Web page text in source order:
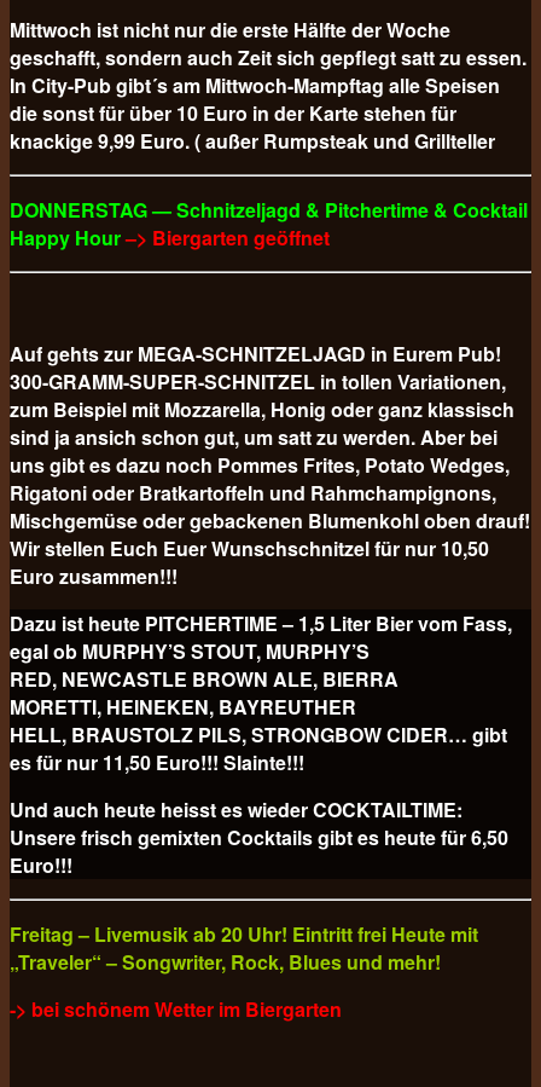
Mittwoch ist nicht nur die erste Hälfte der Woche
geschafft, sondern auch Zeit sich gepflegt satt zu essen.
In City-Pub gibt´s am Mittwoch-Mampftag alle Speisen
die sonst für über 10 Euro in der Karte stehen für
knackige 9,99 Euro. ( außer Rumpsteak und Grillteller
DONNERSTAG — Schnitzeljagd & Pitchertime & Cocktail
Happy Hour–> Biergarten geöffnet
Auf gehts zur MEGA-SCHNITZELJAGD in Eurem Pub!
300-GRAMM-SUPER-SCHNITZEL in tollen Variationen,
zum Beispiel mit Mozzarella, Honig oder ganz klassisch
sind ja ansich schon gut, um satt zu werden. Aber bei
uns gibt es dazu noch Pommes Frites, Potato Wedges,
Rigatoni oder Bratkartoffeln und Rahmchampignons,
Mischgemüse oder gebackenen Blumenkohl oben drauf!
Wir stellen Euch Euer Wunschschnitzel für nur 10,50
Euro zusammen!!!
Dazu ist heute PITCHERTIME – 1,5 Liter Bier vom Fass,
egal ob MURPHY’S STOUT, MURPHY’S
RED, NEWCASTLE BROWN ALE, BIERRA
MORETTI, HEINEKEN, BAYREUTHER
HELL, BRAUSTOLZ PILS, STRONGBOW CIDER… gibt
es für nur 11,50 Euro!!! Slainte!!!
Und auch heute heisst es wieder COCKTAILTIME:
Unsere frisch gemixten Cocktails gibt es heute für6,50
Euro!!!
Freitag – Livemusik ab 20 Uhr! Eintritt frei Heute mit
„Traveler“ – Songwriter, Rock, Blues und mehr!
-> bei schönem Wetter im Biergarten